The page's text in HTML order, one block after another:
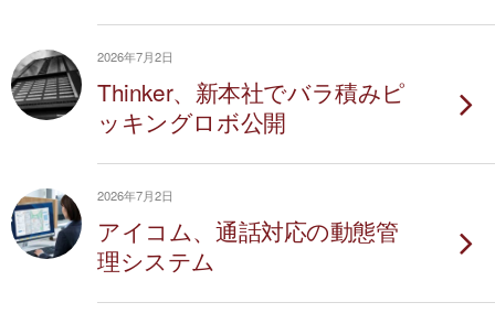
2026年7月2日
Thinker、新本社でバラ積みピ
ッキングロボ公開
2026年7月2日
アイコム、通話対応の動態管
理システム